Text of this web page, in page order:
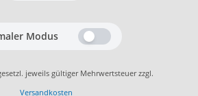
Modus
jeweils gültiger Mehrwertsteuer zzgl.
Versandkosten